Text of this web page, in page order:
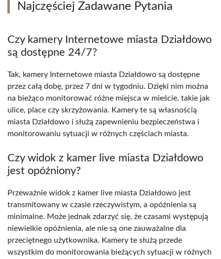
Najczęściej Zadawane Pytania
Czy kamery Internetowe miasta Działdowo
są dostępne 24/7?
Tak, kamery Internetowe miasta Działdowo są dostępne
przez całą dobę, przez 7 dni w tygodniu. Dzięki nim można
na bieżąco monitorować różne miejsca w mieście, takie jak
ulice, place czy skrzyżowania. Kamery te są własnością
miasta Działdowo i służą zapewnieniu bezpieczeństwa i
monitorowaniu sytuacji w różnych częściach miasta.
Czy widok z kamer live miasta Działdowo
jest opóźniony?
Przeważnie widok z kamer live miasta Działdowo jest
transmitowany w czasie rzeczywistym, a opóźnienia są
minimalne. Może jednak zdarzyć się, że czasami występują
niewielkie opóźnienia, ale nie są one zauważalne dla
przeciętnego użytkownika. Kamery te służą przede
wszystkim do monitorowania bieżących sytuacji w różnych